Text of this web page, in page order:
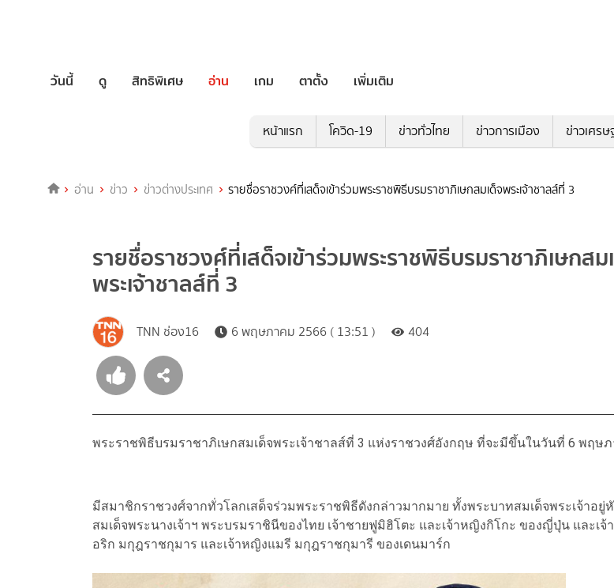
วันนี้ ดู สิทธิพิเศษ อ่าน เกม ตาตั้ง เพิ่มเติม
หน้าแรก โควิด-19 ข่าวทั่วไทย ข่าวการเมือง ข่าวเศร
อ่าน ข่าว ข่าวต่างประเทศ รายชื่อราชวงศ์ที่เสด็จเข้าร่วมพระราชพิธีบรมราชาภิเษกสมเด็จพระเจ้าชาลส์ที่ 3
รายชื่อราชวงศ์ที่เสด็จเข้าร่วมพระราชพิธีบรมราชาภิเษกสม
พระเจ้าชาลส์ที่ 3
TNN ช่อง16 6 พฤษภาคม 2566 ( 13:51 ) 404
พระราชพิธีบรมราชาภิเษกสมเด็จพระเจ้าชาลส์ที่ 3 แห่งราชวงศ์อังกฤษ ที่จะมีขึ้นในวันที่ 6 พฤษ
มีสมาชิกราชวงศ์จากทั่วโลกเสด็จร่วมพระราชพิธีดังกล่าวมากมาย ทั้งพระบาทสมเด็จพระเจ้าอยู่
สมเด็จพระนางเจ้าฯ พระบรมราชินีของไทย เจ้าชายฟูมิฮิโตะ และเจ้าหญิงกิโกะ ของญี่ปุ่น และเจ้า
อริก มกุฎราชกุมาร และเจ้าหญิงแมรี มกุฎราชกุมารี ของเดนมาร์ก